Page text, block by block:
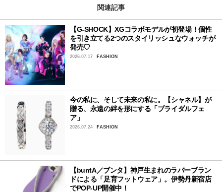
関連記事
【G-SHOCK】XGコラボモデルが初登場！個性
を引き立てる2つのスタイリッシュなウォッチが
発売♡
2026.07.17 FASHION
今の私に、そして未来の私に。【シャネル】が
贈る、永遠の絆を形にする「ブライダルフェ
ア」
2026.07.24 FASHION
【buntA／ブンタ】神戸生まれのラバーブラン
ドによる「足育フットウェア」。伊勢丹新宿店
でPOP-UP開催中！